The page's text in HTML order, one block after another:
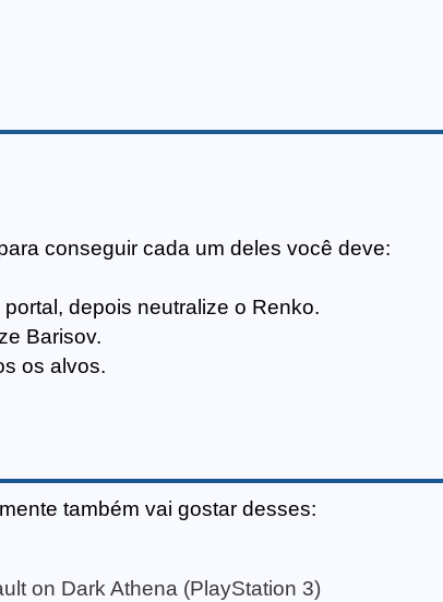
conseguir cada um deles você deve:
depois neutralize o Renko.
Barisov.
os alvos.
também vai gostar desses:
on Dark Athena (PlayStation 3)